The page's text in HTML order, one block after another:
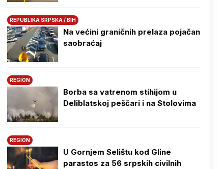
REPUBLIKA SRPSKA / BIH
Na većini graničnih prelaza pojačan
saobraćaj
REGION
Borba sa vatrenom stihijom u
Deliblatskoj peščari i na Stolovima
REGION
U Gornjem Selištu kod Gline
parastos za 56 srpskih civilnih